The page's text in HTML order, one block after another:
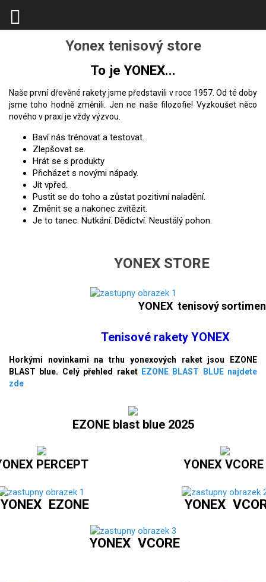
Yonex tenisový store
To je YONEX...
Naše první dřevěné rakety jsme představili v roce 1957. Od té doby
jsme toho hodně změnili. Jen ne naše filozofie! Vyzkoušet něco
nového v praxi je vždy výzvou.
Baví nás trénovat a testovat.
Zlepšovat se.
Hrát se s produkty
Přicházet s novými nápady.
Jít vpřed.
Pustit se do toho a zůstat pozitivní naladění.
Změnit se a nakonec zvítězit.
Je to tanec. Nutkání. Dědictví. Neustálý pohon.
YONEX STORE
tenisový
Tenisové rakety YONEX
Horkými novinkami na trhu yonexových raket jsou EZONE
BLAST blue. Celý přehled raket EZONE BLAST BLUE najdete
zde
EZONE blast blue 2025
PERCEPT YONEX VCORE
EZONE YONEX
YONEX VCORE